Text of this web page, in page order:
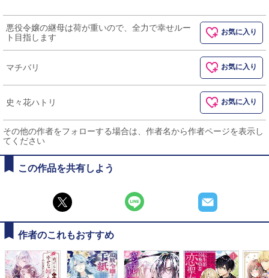
悪役令嬢の継母は荷が重いので、全力で幸せルー
ト目指します
お気に入り
マチバリ お気に入り
史々花ハトリ お気に入り
その他の作者をフォローする場合は、作者名から作者ページを表示し
てください
この作品を共有しよう
作者のこれもおすすめ